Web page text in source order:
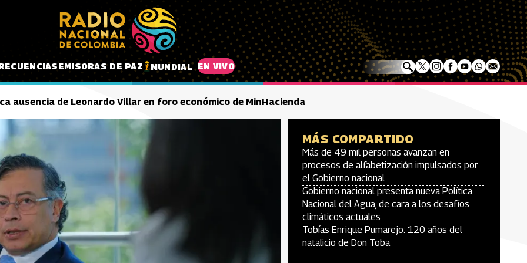
EMISORAS DE PAZ MUNDIAL EN VIVO
ausencia de Leonardo Villar en foro económico de MinHacienda
MÁS COMPARTIDO
Más de 49 mil personas avanzan en
procesos de alfabetización impulsados por
el Gobierno nacional
Gobierno nacional presenta nueva Política
Nacional del Agua, de cara a los desafíos
climáticos actuales
Tobías Enrique Pumarejo: 120 años del
natalicio de Don Toba